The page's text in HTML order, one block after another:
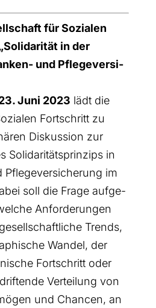
für Sozia­len
in der
und Pfle­ge­ver­si­
Juni 2023 lädt die
Fort­schritt zu
Dis­kus­si­on zur
Soli­da­ri­täts­prin­zips in
Pfle­ge­ver­si­che­rung im
soll die Fra­ge auf­ge­
Anfor­de­run­gen
Trends,
Wan­del, der
Fort­schritt oder
Ver­tei­lung von
und Chan­cen, an